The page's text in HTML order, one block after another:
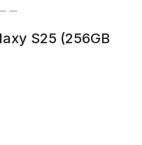
S25 (256GB